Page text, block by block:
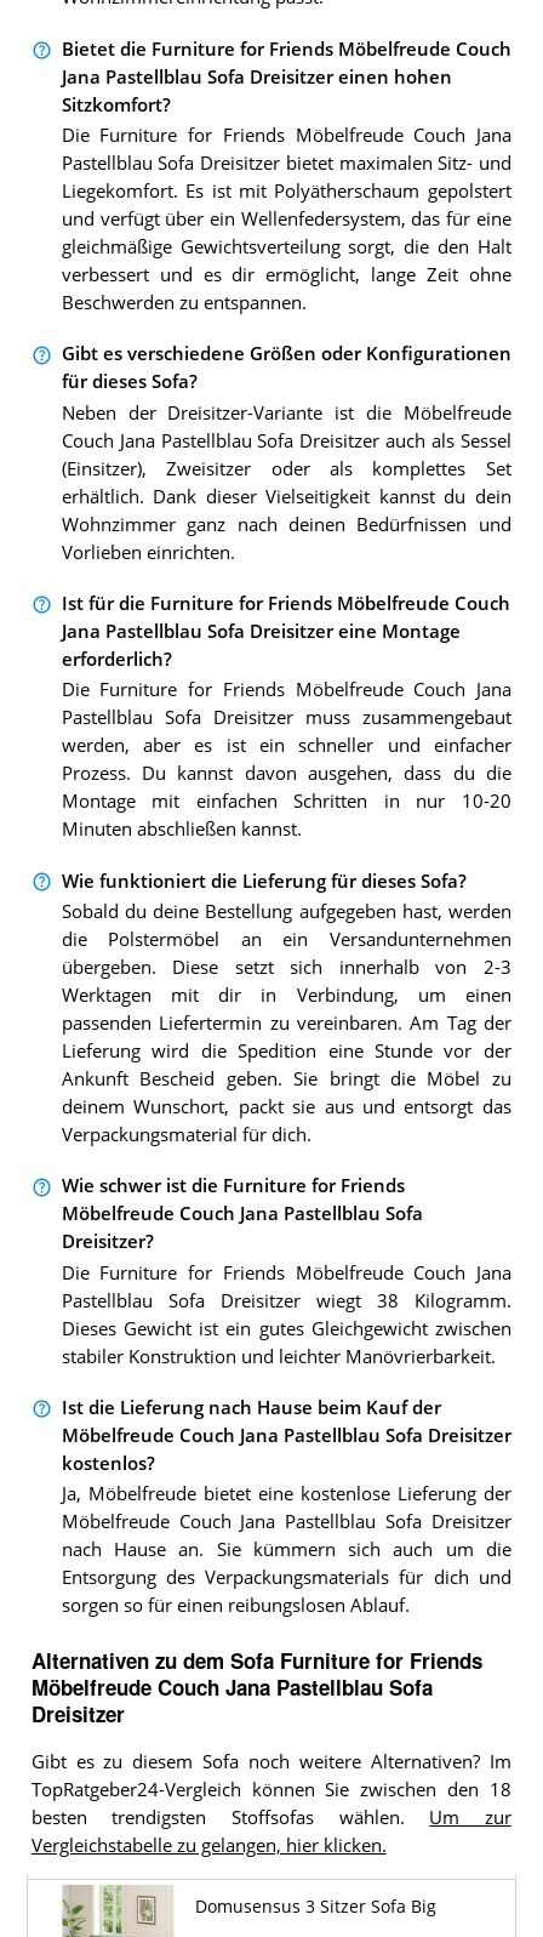
Bietet die Furniture for Friends Möbelfreude Couch
Jana Pastellblau Sofa Dreisitzer einen hohen
Sitzkomfort?
Die Furniture for Friends Möbelfreude Couch Jana
Pastellblau Sofa Dreisitzer bietet maximalen Sitz- und
Liegekomfort. Es ist mit Polyätherschaum gepolstert
und verfügt über ein Wellenfedersystem, das für eine
gleichmäßige Gewichtsverteilung sorgt, die den Halt
verbessert und es dir ermöglicht, lange Zeit ohne
Beschwerden zu entspannen.
Gibt es verschiedene Größen oder Konfigurationen
für dieses Sofa?
Neben der Dreisitzer-Variante ist die Möbelfreude
Couch Jana Pastellblau Sofa Dreisitzer auch als Sessel
(Einsitzer), Zweisitzer oder als komplettes Set
erhältlich. Dank dieser Vielseitigkeit kannst du dein
Wohnzimmer ganz nach deinen Bedürfnissen und
Vorlieben einrichten.
Ist für die Furniture for Friends Möbelfreude Couch
Jana Pastellblau Sofa Dreisitzer eine Montage
erforderlich?
Die Furniture for Friends Möbelfreude Couch Jana
Pastellblau Sofa Dreisitzer muss zusammengebaut
werden, aber es ist ein schneller und einfacher
Prozess. Du kannst davon ausgehen, dass du die
Montage mit einfachen Schritten in nur 10-20
Minuten abschließen kannst.
Wie funktioniert die Lieferung für dieses Sofa?
Sobald du deine Bestellung aufgegeben hast, werden
die Polstermöbel an ein Versandunternehmen
übergeben. Diese setzt sich innerhalb von 2-3
Werktagen mit dir in Verbindung, um einen
passenden Liefertermin zu vereinbaren. Am Tag der
Lieferung wird die Spedition eine Stunde vor der
Ankunft Bescheid geben. Sie bringt die Möbel zu
deinem Wunschort, packt sie aus und entsorgt das
Verpackungsmaterial für dich.
Wie schwer ist die Furniture for Friends
Möbelfreude Couch Jana Pastellblau Sofa
Dreisitzer?
Die Furniture for Friends Möbelfreude Couch Jana
Pastellblau Sofa Dreisitzer wiegt 38 Kilogramm.
Dieses Gewicht ist ein gutes Gleichgewicht zwischen
stabiler Konstruktion und leichter Manövrierbarkeit.
Ist die Lieferung nach Hause beim Kauf der
Möbelfreude Couch Jana Pastellblau Sofa Dreisitzer
kostenlos?
Ja, Möbelfreude bietet eine kostenlose Lieferung der
Möbelfreude Couch Jana Pastellblau Sofa Dreisitzer
nach Hause an. Sie kümmern sich auch um die
Entsorgung des Verpackungsmaterials für dich und
sorgen so für einen reibungslosen Ablauf.
Alternativen zu dem Sofa Furniture for Friends
Möbelfreude Couch Jana Pastellblau Sofa
Dreisitzer
Gibt es zu diesem Sofa noch weitere Alternativen? Im
TopRatgeber24-Vergleich können Sie zwischen den 18
besten trendigsten Stoffsofas wählen. Um zur
Vergleichstabelle zu gelangen, hier klicken.
Domusensus 3 Sitzer Sofa Big